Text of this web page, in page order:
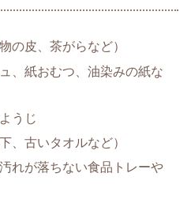
の皮、茶がらなど）
、紙おむつ、油染みの紙な
うじ
、古いタオルなど）
れが落ちない食品トレーや